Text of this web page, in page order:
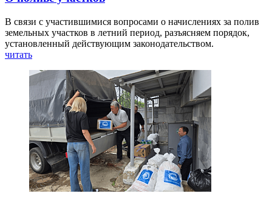
В связи с участившимися вопросами о начислениях за полив
земельных участков в летний период, разъясняем порядок,
установленный действующим законодательством.
читать